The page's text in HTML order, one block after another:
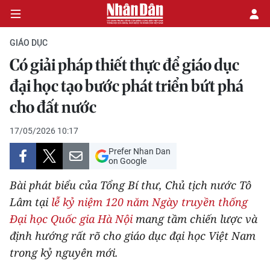
CHÍNH TRỊ
KINH TẾ
VĂN HÓA
XÃ HỘI
PHÁP LUẬT
DU LỊCH
THẾ GIỚI
GIÁO DỤC
Có giải pháp thiết thực để giáo dục
đại học tạo bước phát triển bứt phá
cho đất nước
17/05/2026 10:17
Prefer Nhan Dan
on Google
Bài phát biểu của Tổng Bí thư, Chủ tịch nước Tô
Lâm tại lễ kỷ niệm 120 năm Ngày truyền thống
Đại học Quốc gia Hà Nội mang tầm chiến lược và
định hướng rất rõ cho giáo dục đại học Việt Nam
trong kỷ nguyên mới.